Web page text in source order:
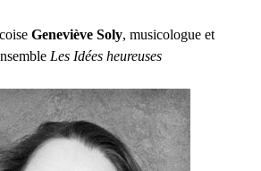
Geneviève Soly, musicologue et
Les Idées heureuses